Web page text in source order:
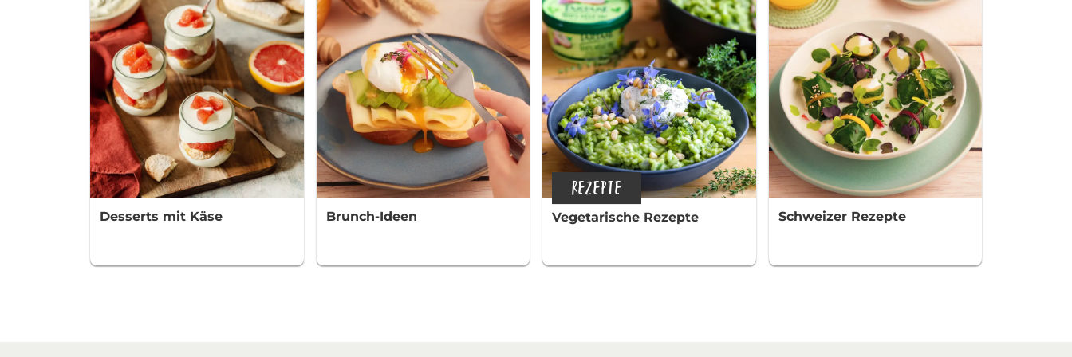
Desserts mit Käse Brunch-Ideen
REZEPTE
Vegetarische Rezepte Schweizer Rezepte